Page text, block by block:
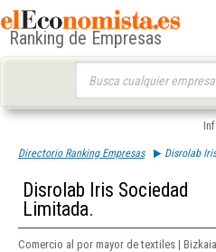
Ranking de Empresas
Directorio Ranking Empresas Disrolab
Disrolab Iris Sociedad
Limitada.
Comercio al por mayor de textiles | Bizkaia